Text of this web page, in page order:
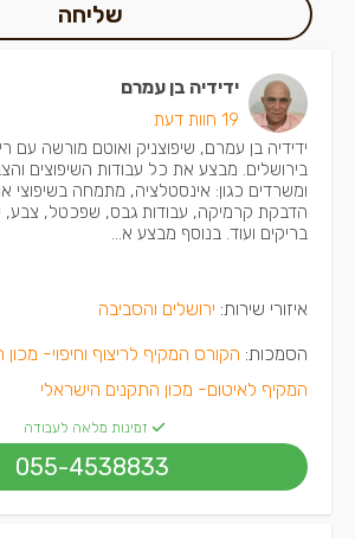
שליחה
ידידיה בן עמרם
19 חוות דעת
ידידיה בן עמרם, שיפוצניק ואוטם מורשה עם
בירושלים. מבצע את כל עבודות השיפוצים
ומשרדים כגון: אינסטלציה, מתמחה בשיפוצי
הדבקת קרמיקה, עבודות גבס, שפכטל, צבע,
בריקים ועוד. בנוסף מבצע א...
איזורי שירות: ירושלים והסביבה
הסמכות: הקורס המקיף לריצוף וחיפוי-
המקיף לאיטום- מכון התקנים הישראלי
זמינות מלאה לעבודה
055-4538833